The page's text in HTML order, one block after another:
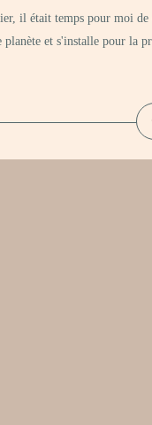
il était temps pour moi
planète et s'installe pour la